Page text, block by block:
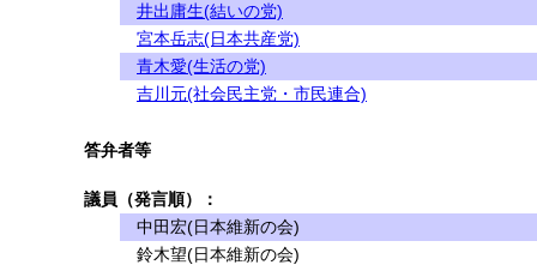
井出庸生(結いの党)
宮本岳志(日本共産党)
青木愛(生活の党)
吉川元(社会民主党・市民連合)
答弁者等
議員（発言順）：
中田宏(日本維新の会)
鈴木望(日本維新の会)